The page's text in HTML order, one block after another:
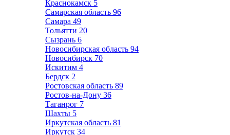
Краснокамск 5
Самарская область 96
Самара 49
Тольятти 20
Сызрань 6
Новосибирская область 94
Новосибирск 70
Искитим 4
Бердск 2
Ростовская область 89
Ростов-на-Дону 36
Таганрог 7
Шахты 5
Иркутская область 81
Иркутск 34